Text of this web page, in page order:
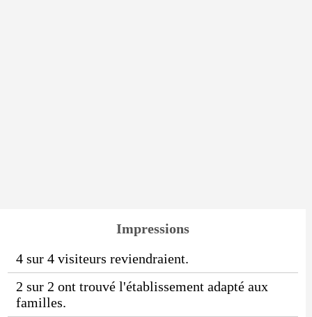
Impressions
4 sur 4 visiteurs reviendraient.
2 sur 2 ont trouvé l'établissement adapté aux
familles.